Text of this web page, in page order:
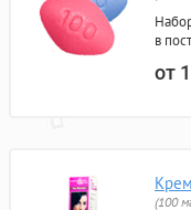
в
от
(100